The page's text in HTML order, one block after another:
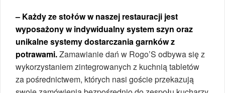
– Każdy ze stołów w naszej restauracji jest
wyposażony w indywidualny system szyn oraz
unikalne systemy dostarczania garnków z
potrawami.Zamawianie dań w Rogo’S odbywa się z
wykorzystaniem zintegrowanych z kuchnią tabletów
za pośrednictwem, których nasi goście przekazują